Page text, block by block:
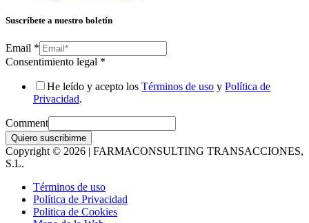
Suscríbete a nuestro boletín
Email *
Consentimiento legal *
He leído y acepto los Términos de uso y Política de
Privacidad.
Comment
Quiero suscribirme
Copyright © 2026 | FARMACONSULTING TRANSACCIONES,
S.L.
Términos de uso
Política de Privacidad
Politica de Cookies